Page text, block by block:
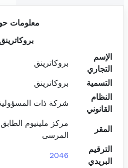
معلومات
بروكاترينق
الإسم
التجاري
بروكاترينق
التسمية
بروكاترينق
النظام
القانوني
شركة ذات
المقر
المرسى
الترقيم
البريدي
2046